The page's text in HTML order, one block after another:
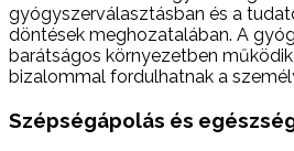
gyógyszerválasztásban és a
döntések meghozatalában. A
barátságos környezetben
bizalommal fordulhatnak a
Szépségápolás és